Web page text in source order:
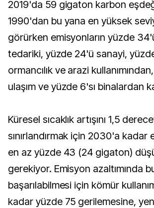
2019'da 59 gigaton karbon
1990'dan bu yana en yüksek
görürken emisyonların yüzde
tedariki, yüzde 24'ü sanayi,
ormancılık ve arazi
ulaşım ve yüzde 6'sı binalardan
Küresel sıcaklık artışını 1,5
sınırlandırmak için 2030'a kadar
en az yüzde 43 (24 gigaton)
gerekiyor. Emisyon azaltımında
başarılabilmesi için kömür
kadar yüzde 75 gerilemesine,